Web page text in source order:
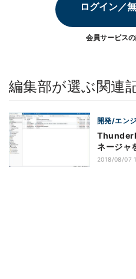
ログイン／
会員サービス
編集部が選ぶ関連
開発/エン
ネージャ
2018/08/07